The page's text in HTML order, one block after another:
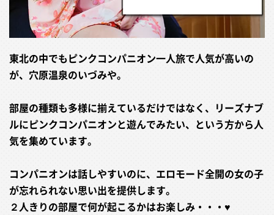
東北の中でもピンクコンパニオン一人旅で人気が高いの
が、穴原温泉のいづみや。
部屋の種類も多様に揃えているだけではなく、リーズナブ
ルにピンクコンパニオンと遊んでみたい、という方から人
気を集めています。
コンパニオンは話しやすいのに、エロモード全開の女の子
が忘れられない思い出を提供します。
２人きりの部屋で何が起こるかはお楽しみ・・・♥